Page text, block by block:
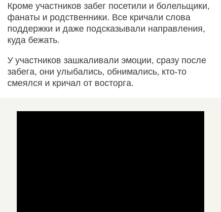
Кроме участников забег посетили и болельщики,
фанаты и родственники. Все кричали слова
поддержки и даже подсказывали направления,
куда бежать.
У участников зашкаливали эмоции, сразу после
забега, они улыбались, обнимались, кто-то
смеялся и кричал от восторга.